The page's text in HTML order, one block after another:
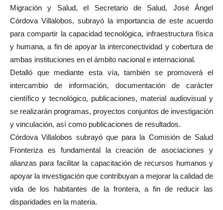
Migración y Salud, el Secretario de Salud, José Ángel
Córdova Villalobos, subrayó la importancia de este acuerdo
para compartir la capacidad tecnológica, infraestructura física
y humana, a fin de apoyar la interconectividad y cobertura de
ambas instituciones en el ámbito nacional e internacional.
Detalló que mediante esta vía, también se promoverá el
intercambio de información, documentación de carácter
científico y tecnológico, publicaciones, material audiovisual y
se realizarán programas, proyectos conjuntos de investigación
y vinculación, así como publicaciones de resultados.
Córdova Villalobos subrayó que para la Comisión de Salud
Fronteriza es fundamental la creación de asociaciones y
alianzas para facilitar la capacitación de recursos humanos y
apoyar la investigación que contribuyan a mejorar la calidad de
vida de los habitantes de la frontera, a fin de reducir las
disparidades en la materia.